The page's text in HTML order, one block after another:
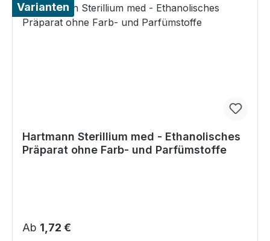
Varianten
Hartmann Sterillium med - Ethanolisches
Präparat ohne Farb- und Parfümstoffe
Regulärer Preis:
Ab 1,72 €